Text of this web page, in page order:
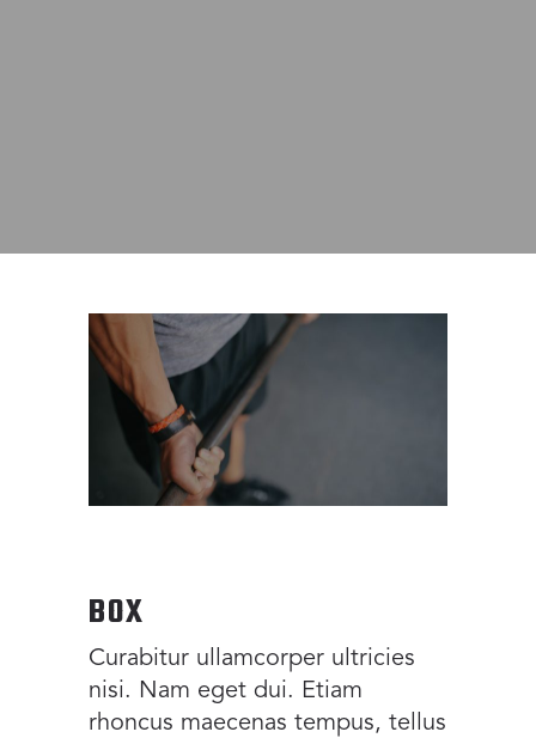
BOX
Curabitur ullamcorper ultricies
nisi. Nam eget dui. Etiam
rhoncus maecenas tempus, tellus